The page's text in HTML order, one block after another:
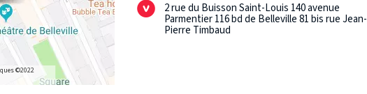
©2022
2 rue du Buisson Saint-Louis 140 avenue
Parmentier 116 bd de Belleville 81 bis rue Jean-
Pierre Timbaud